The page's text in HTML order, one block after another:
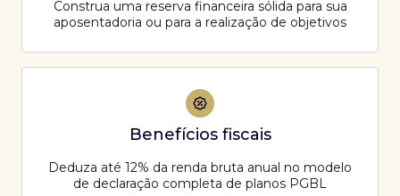
Construa uma reserva financeira sólida para sua
aposentadoria ou para a realização de objetivos
Benefícios fiscais
Deduza até 12% da renda bruta anual no modelo
de declaração completa de planos PGBL